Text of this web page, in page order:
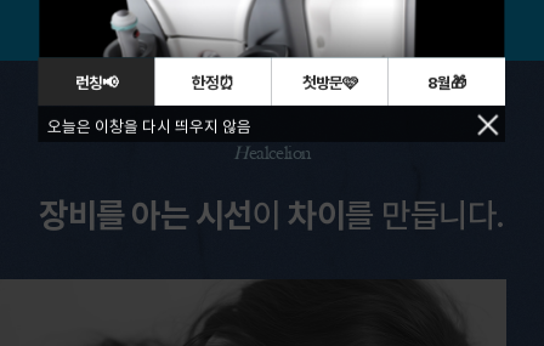
Healcelion
장비를 아는 시선이차이 를 만듭니다.
런칭📢 한정⏰ 첫방문🩷 8월🎁
오늘은 이창을 다시 띄우지 않음